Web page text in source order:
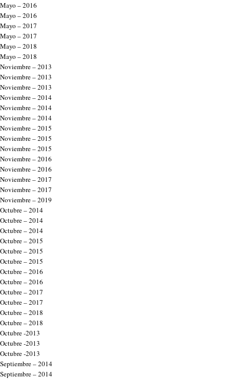
Mayo – 2016
Mayo – 2016
Mayo – 2017
Mayo – 2017
Mayo – 2018
Mayo – 2018
Noviembre – 2013
Noviembre – 2013
Noviembre – 2013
Noviembre – 2014
Noviembre – 2014
Noviembre – 2014
Noviembre – 2015
Noviembre – 2015
Noviembre – 2015
Noviembre – 2016
Noviembre – 2016
Noviembre – 2017
Noviembre – 2017
Noviembre – 2019
Octubre – 2014
Octubre – 2014
Octubre – 2014
Octubre – 2015
Octubre – 2015
Octubre – 2015
Octubre – 2016
Octubre – 2016
Octubre – 2017
Octubre – 2017
Octubre – 2018
Octubre – 2018
Octubre -2013
Octubre -2013
Octubre -2013
Septiembre – 2014
Septiembre – 2014